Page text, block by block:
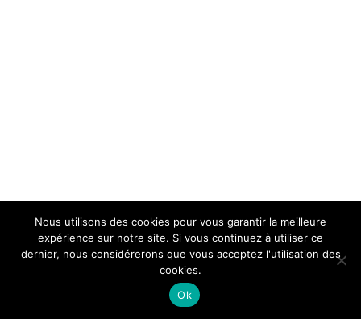
Nous utilisons des cookies pour vous garantir la meilleure
expérience sur notre site. Si vous continuez à utiliser ce
dernier, nous considérerons que vous acceptez l'utilisation des
cookies.
Ok